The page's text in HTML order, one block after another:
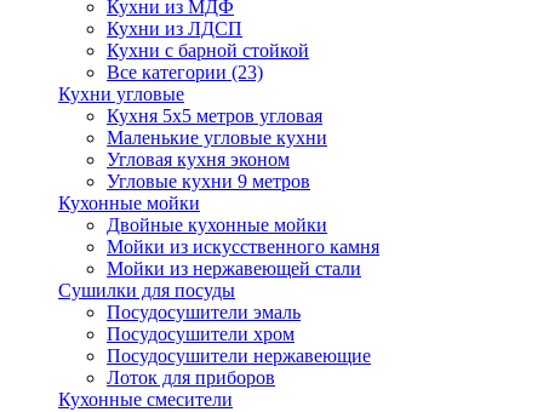
Кухни из МДФ
Кухни из ЛДСП
Кухни с барной стойкой
Все категории (23)
Кухни угловые
Кухня 5х5 метров угловая
Маленькие угловые кухни
Угловая кухня эконом
Угловые кухни 9 метров
Кухонные мойки
Двойные кухонные мойки
Мойки из искусственного камня
Мойки из нержавеющей стали
Сушилки для посуды
Посудосушители эмаль
Посудосушители хром
Посудосушители нержавеющие
Лоток для приборов
Кухонные смесители